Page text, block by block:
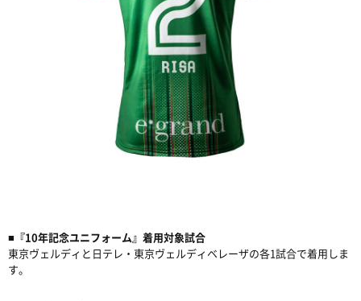
■『10年記念ユニフォーム』着用対象試合
東京ヴェルディと日テレ・東京ヴェルディベレーザの各1試合で着用しま
す。